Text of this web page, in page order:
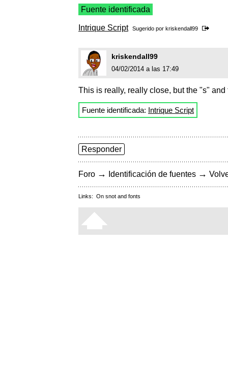
Fuente identificada
Intrique Script Sugerido por kriskendall99
kriskendall99
04/02/2014 a las 17:49
This is really, really close, but the "s" and
Fuente identificada: Intrique Script
Responder
Foro → Identificación de fuentes →
Links: On snot and fonts